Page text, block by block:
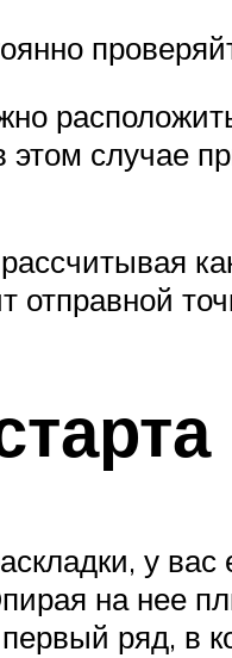
этом случае
отправной
у
на нее
ряд, в